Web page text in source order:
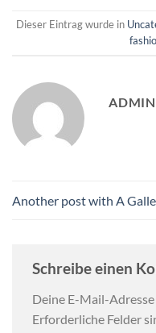
Dieser Eintrag wurde in
ADMIN
Another post with A
Schreibe einen
Deine E-Mail-
Erforderliche Felder